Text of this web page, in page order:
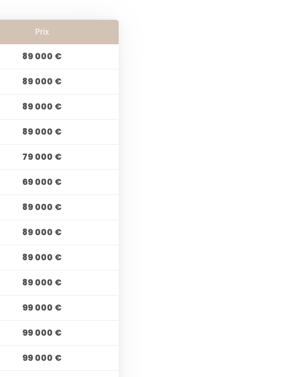
Prix
89 000 €
89 000 €
89 000 €
89 000 €
79 000 €
69 000 €
89 000 €
89 000 €
89 000 €
89 000 €
99 000 €
99 000 €
99 000 €